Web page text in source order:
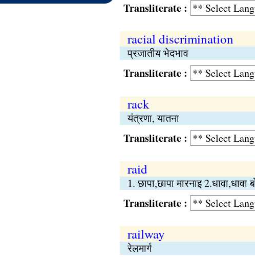
Transliterate :
racial discrimination
प्रजातीय भेदभाव
Transliterate :
rack
यंत्रणा, यातना
Transliterate :
raid
1. छापा,छापा मारनाइ 2.धावा,धावा
Transliterate :
railway
रेलमार्ग